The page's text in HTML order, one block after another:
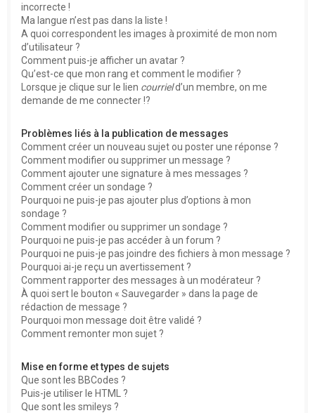
incorrecte !
Ma langue n’est pas dans la liste !
A quoi correspondent les images à proximité de mon nom
d’utilisateur ?
Comment puis-je afficher un avatar ?
Qu’est-ce que mon rang et comment le modifier ?
Lorsque je clique sur le lien courrield’un membre, on me
demande de me connecter !?
Problèmes liés à la publication de messages
Comment créer un nouveau sujet ou poster une réponse ?
Comment modifier ou supprimer un message ?
Comment ajouter une signature à mes messages ?
Comment créer un sondage ?
Pourquoi ne puis-je pas ajouter plus d’options à mon
sondage ?
Comment modifier ou supprimer un sondage ?
Pourquoi ne puis-je pas accéder à un forum ?
Pourquoi ne puis-je pas joindre des fichiers à mon message ?
Pourquoi ai-je reçu un avertissement ?
Comment rapporter des messages à un modérateur ?
À quoi sert le bouton « Sauvegarder » dans la page de
rédaction de message ?
Pourquoi mon message doit être validé ?
Comment remonter mon sujet ?
Mise en forme et types de sujets
Que sont les BBCodes ?
Puis-je utiliser le HTML ?
Que sont les smileys ?